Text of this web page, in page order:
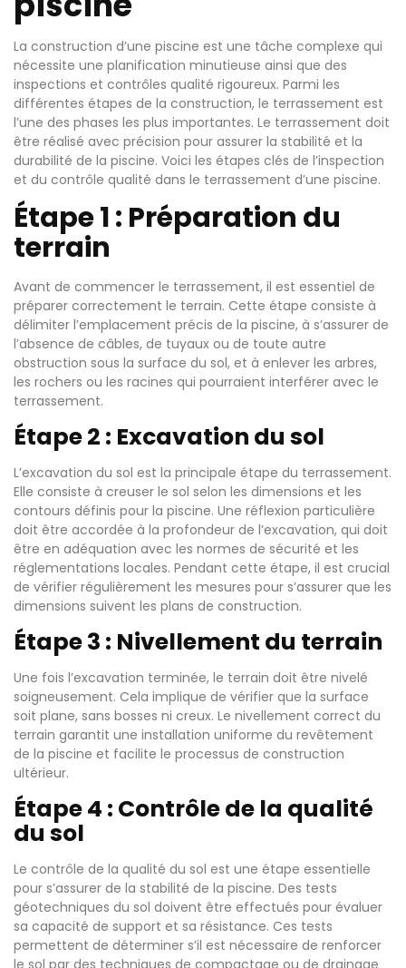
La construction d’une piscine est une tâche complexe qui
nécessite une planification minutieuse ainsi que des
inspections et contrôles qualité rigoureux. Parmi les
différentes étapes de la construction, le terrassement est
l’une des phases les plus importantes. Le terrassement doit
être réalisé avec précision pour assurer la stabilité et la
durabilité de la piscine. Voici les étapes clés de l’inspection
et du contrôle qualité dans le terrassement d’une piscine.
Étape 1 : Préparation du
terrain
Avant de commencer le terrassement, il est essentiel de
préparer correctement le terrain. Cette étape consiste à
délimiter l’emplacement précis de la piscine, à s’assurer de
l’absence de câbles, de tuyaux ou de toute autre
obstruction sous la surface du sol, et à enlever les arbres,
les rochers ou les racines qui pourraient interférer avec le
terrassement.
Étape 2 : Excavation du sol
L’excavation du sol est la principale étape du terrassement.
Elle consiste à creuser le sol selon les dimensions et les
contours définis pour la piscine. Une réflexion particulière
doit être accordée à la profondeur de l’excavation, qui doit
être en adéquation avec les normes de sécurité et les
réglementations locales. Pendant cette étape, il est crucial
de vérifier régulièrement les mesures pour s’assurer que les
dimensions suivent les plans de construction.
Étape 3 : Nivellement du terrain
Une fois l’excavation terminée, le terrain doit être nivelé
soigneusement. Cela implique de vérifier que la surface
soit plane, sans bosses ni creux. Le nivellement correct du
terrain garantit une installation uniforme du revêtement
de la piscine et facilite le processus de construction
ultérieur.
Étape 4 : Contrôle de la qualité
du sol
Le contrôle de la qualité du sol est une étape essentielle
pour s’assurer de la stabilité de la piscine. Des tests
géotechniques du sol doivent être effectués pour évaluer
sa capacité de support et sa résistance. Ces tests
permettent de déterminer s’il est nécessaire de renforcer
le sol par des techniques de compactage ou de drainage